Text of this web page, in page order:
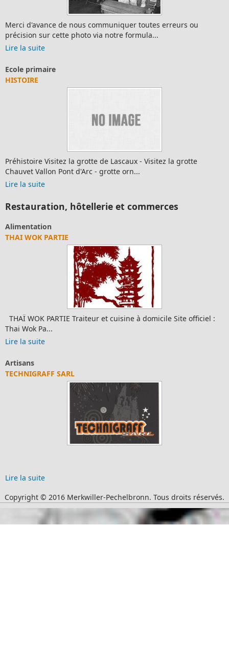
Merci d'avance de nous communiquer toutes erreurs ou
précision sur cette photo via notre formula...
Lire la suite
Ecole primaire
HISTOIRE
Préhistoire Visitez la grotte de Lascaux - Visitez la grotte
Chauvet Vallon Pont d'Arc - grotte orn...
Lire la suite
Restauration, hôtellerie et commerces
Alimentation
THAI WOK PARTIE
THAÏ WOK PARTIE Traiteur et cuisine à domicile Site officiel :
Thai Wok Pa...
Lire la suite
Artisans
TECHNIGRAFF SARL
Lire la suite
Copyright © 2016 Merkwiller-Pechelbronn. Tous droits réservés.